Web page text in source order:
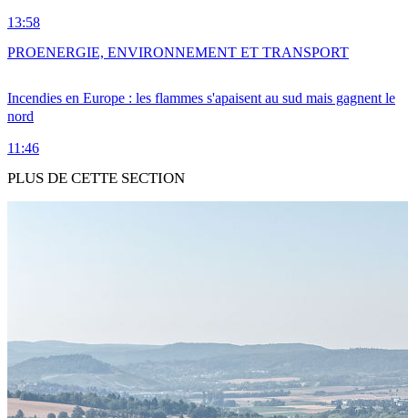
13:58
Incendies en Europe : les flammes s'apaisent au sud mais gagnent le
nord
11:46
PROENERGIE, ENVIRONNEMENT ET TRANSPORT
PLUS DE CETTE SECTION